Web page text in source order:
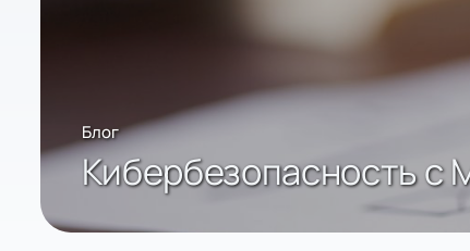
Блог
Кибербезопасность с